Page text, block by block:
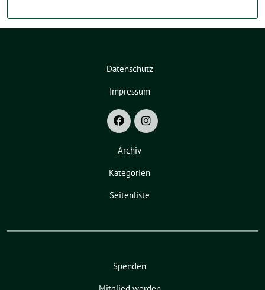
Datenschutz
Impressum
Archiv
Kategorien
Seitenliste
Spenden